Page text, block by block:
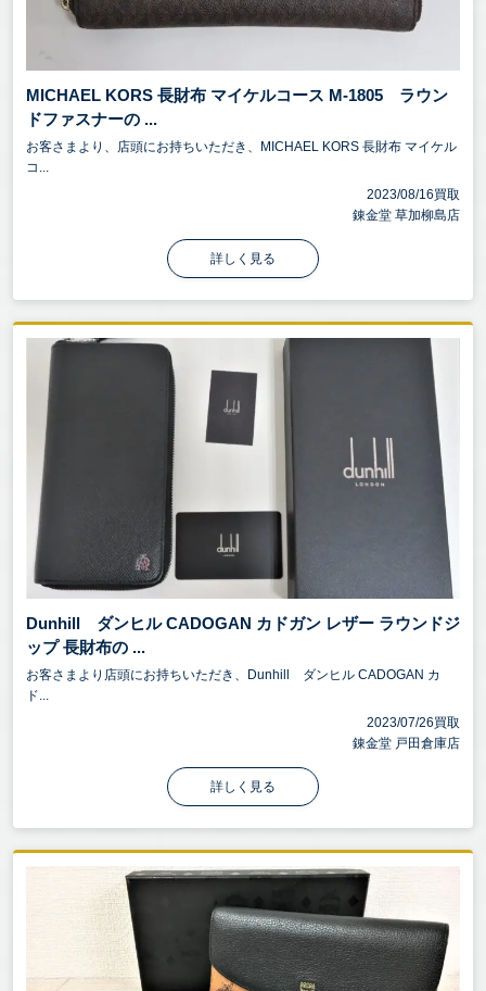
MICHAEL KORS 長財布 マイケルコース M-1805 ラウン
ドファスナーの ...
お客さまより、店頭にお持ちいただき、MICHAEL KORS 長財布 マイケル
コ...
2023/08/16買取
錬金堂 草加柳島店
詳しく見る
Dunhill ダンヒル CADOGAN カドガン レザー ラウンドジ
ップ 長財布の ...
お客さまより店頭にお持ちいただき、Dunhill ダンヒル CADOGAN カ
ド...
2023/07/26買取
錬金堂 戸田倉庫店
詳しく見る